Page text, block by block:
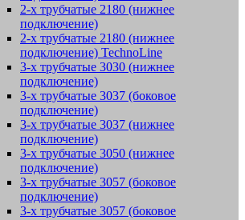
2-х трубчатые 2180 (нижнее
подключение)
2-х трубчатые 2180 (нижнее
подключение) TechnoLine
3-х трубчатые 3030 (нижнее
подключение)
3-х трубчатые 3037 (боковое
подключение)
3-х трубчатые 3037 (нижнее
подключение)
3-х трубчатые 3050 (нижнее
подключение)
3-х трубчатые 3057 (боковое
подключение)
3-х трубчатые 3057 (боковое